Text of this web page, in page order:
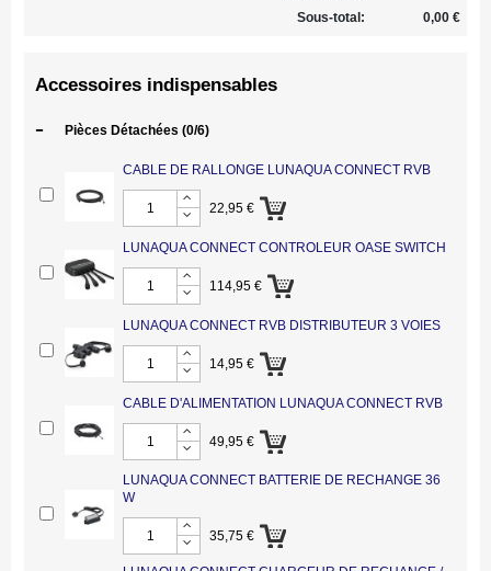
Sous-total: 0,00 €
Accessoires indispensables
- Pièces Détachées (0/6)
CABLE DE RALLONGE LUNAQUA CONNECT RVB
22,95 €
LUNAQUA CONNECT CONTROLEUR OASE SWITCH
114,95 €
LUNAQUA CONNECT RVB DISTRIBUTEUR 3 VOIES
14,95 €
CABLE D'ALIMENTATION LUNAQUA CONNECT RVB
49,95 €
LUNAQUA CONNECT BATTERIE DE RECHANGE 36
W
35,75 €